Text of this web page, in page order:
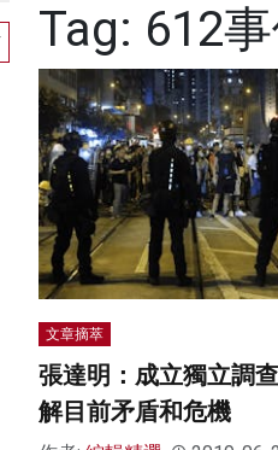
Tag: 612
文章摘萃
張達明：成立獨立調
解目前矛盾和危機